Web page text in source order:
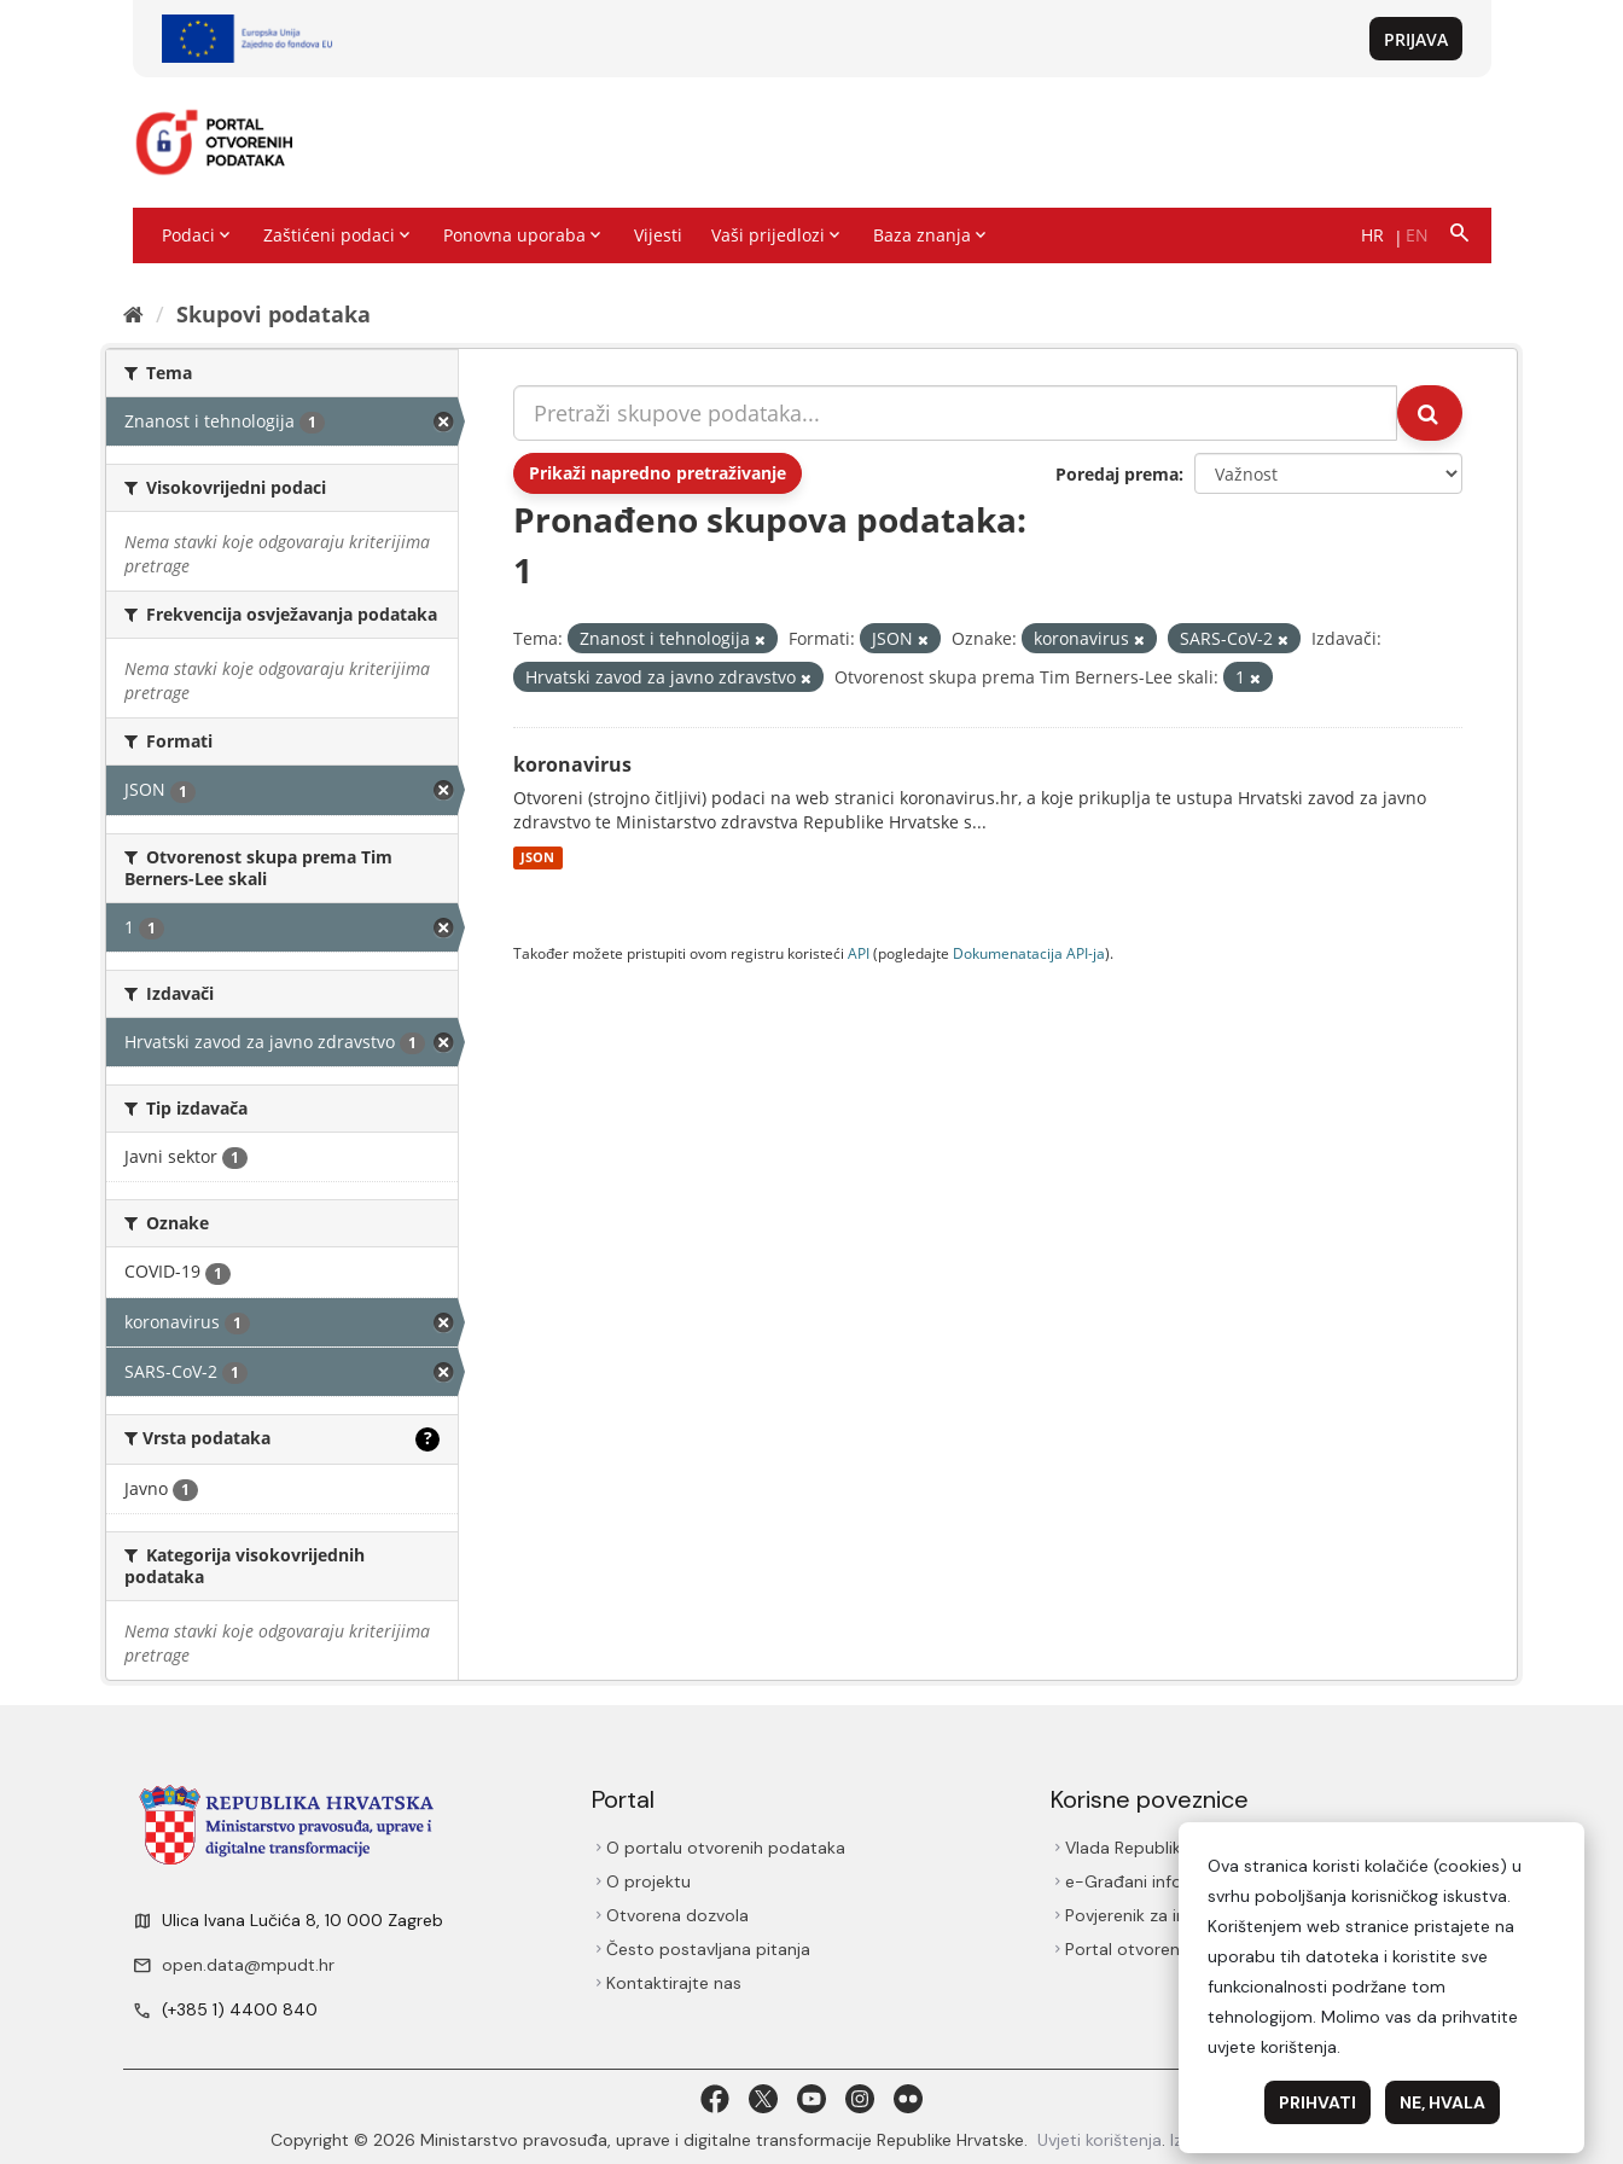
Skupovi podаtаkа
Tema
Znanost i tehnologija 1
Visokovrijedni podaci
Nema stavki koje odgovaraju kriterijima
pretrage
Frekvencija osvježavanja podataka
Nema stavki koje odgovaraju kriterijima
pretrage
Formati
JSON 1
Otvorenost skupa prema Tim
Berners-Lee skali
1 1
Izdavači
Hrvatski zavod za javno zdravstvo 1
Tip izdavača
Javni sektor 1
Oznake
COVID-19 1
koronavirus 1
SARS-CoV-2 1
Vrsta podataka ?
Javno 1
Kategorija visokovrijednih
podataka
Nema stavki koje odgovaraju kriterijima
pretrage
Prikaži napredno pretraživanje Poredaj prema
Pronađeno skupova podataka:
1
Tema: Znanost i tehnologija Formati: JSON Oznake: koronavirus SARS-CoV-2
Izdavači:
Hrvatski zavod za javno zdravstvo
Otvorenost skupa prema Tim Berners-Lee skali: 1
koronavirus
Otvoreni (strojno čitljivi) podaci na web stranici koronavirus.hr, a koje prikuplja te ustupa Hrvatski zavod za javno
zdravstvo te Ministarstvo zdravstva Republike Hrvatske s...
JSON
Također možete pristupiti ovom registru koristeći API(pogledajte Dokumenаtаcijа API-jа).